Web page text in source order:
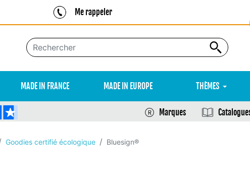
Me rappeler
MADE IN FRANCE MADE IN EUROPE THÈMES
Marques
Goodies certifié écologique Bluesign®